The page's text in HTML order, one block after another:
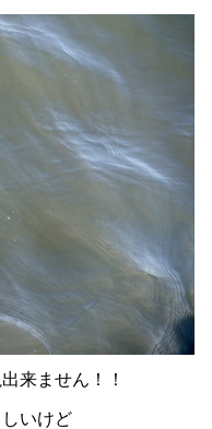
来ません！！
いけど